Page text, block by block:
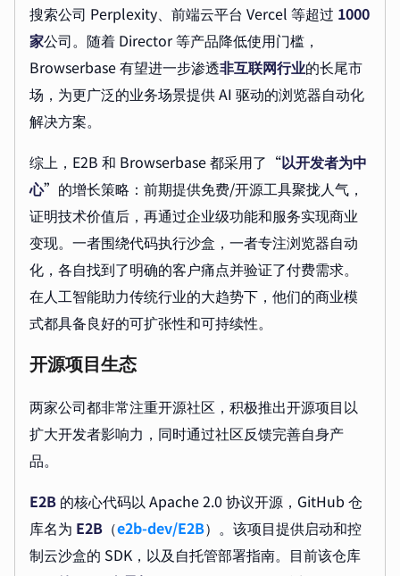
搜索公司 Perplexity、前端云平台 Vercel 等超过 1000
家公司。随着 Director 等产品降低使用门槛，
Browserbase 有望进一步渗透非互联网行业的长尾市
场，为更广泛的业务场景提供 AI 驱动的浏览器自动化
解决方案。
综上，E2B 和 Browserbase 都采用了“以开发者为中
心”的增长策略：前期提供免费/开源工具聚拢人气，
证明技术价值后，再通过企业级功能和服务实现商业
变现。一者围绕代码执行沙盒，一者专注浏览器自动
化，各自找到了明确的客户痛点并验证了付费需求。
在人工智能助力传统行业的大趋势下，他们的商业模
式都具备良好的可扩张性和可持续性。
开源项目生态
两家公司都非常注重开源社区，积极推出开源项目以
扩大开发者影响力，同时通过社区反馈完善自身产
品。
E2B 的核心代码以 Apache 2.0 协议开源，GitHub 仓
库名为 E2B （e2b-dev/E2B）。该项目提供启动和控
制云沙盒的 SDK，以及自托管部署指南。目前该仓库